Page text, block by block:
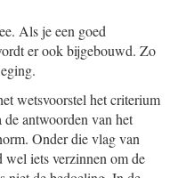
Als je een goed
er ook bijgebouwd. Zo
wetsvoorstel het criterium
antwoorden van het
Onder die vlag van
iets verzinnen om de